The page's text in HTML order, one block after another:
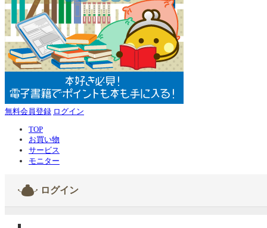
無料会員登録 ログイン
TOP
お買い物
サービス
モニター
ログイン